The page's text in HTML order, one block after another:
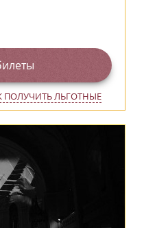
ПОЛУЧИТЬ ЛЬГОТНЫЕ